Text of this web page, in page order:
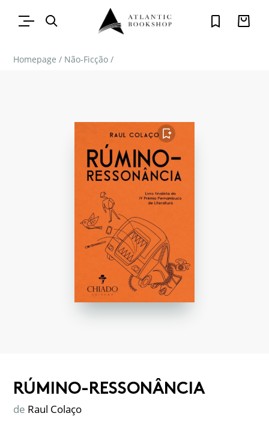
Homepage / Não-Ficção /
FAVORITO
RÚMINO-RESSONÂNCIA
de Raul Colaço